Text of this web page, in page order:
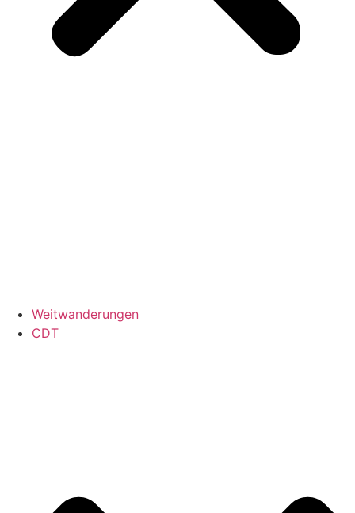
Weitwanderungen
CDT